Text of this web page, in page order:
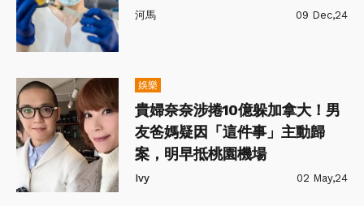
河馬 09 Dec,24
娛樂
貴婦奈奈涉捲10億躲加拿大！男
友爸媽疑因「這件事」主動歸
案，明早抵桃園機場
Ivy 02 May,24